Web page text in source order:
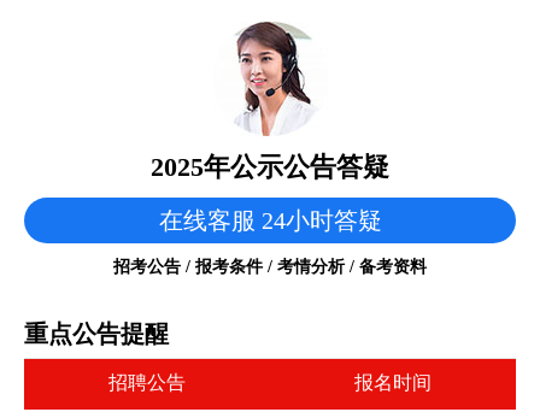
2025年公示公告答疑
在线客服 24小时答疑
招考公告 / 报考条件 / 考情分析 / 备考资料
重点公告提醒
招聘公告 报名时间